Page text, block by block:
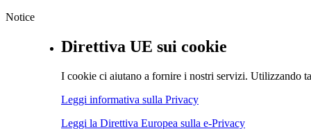
Notice
Direttiva UE sui cookie
I cookie ci aiutano a fornire i nostri servizi. Utilizzando
Leggi informativa sulla Privacy
Leggi la Direttiva Europea sulla e-Privacy